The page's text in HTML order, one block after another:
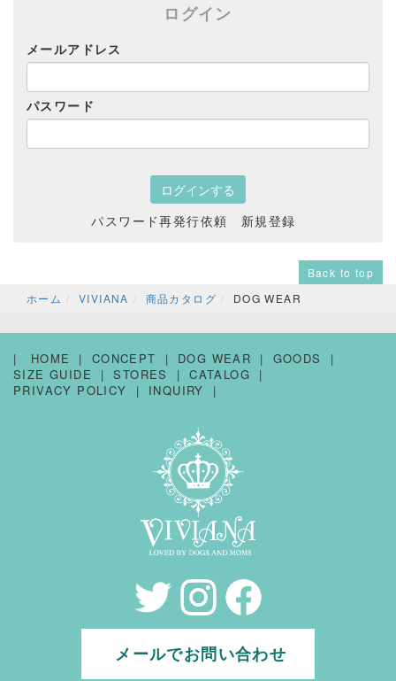
ログイン
メールアドレス
パスワード
パスワード再発行依頼 新規登録
Back to top
ホーム
VIVIANA 商品カタログ DOG WEAR
HOME CONCEPT DOG WEAR
GOODS
SIZE GUIDE
STORES
CATALOG
PRIVACY POLICY
INQUIRY
メールでお問い合わせ